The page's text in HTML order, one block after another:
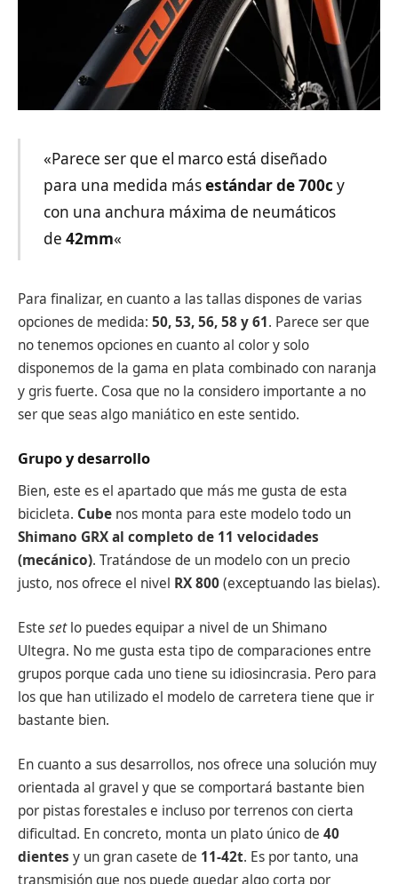
«Parece ser que el marco está diseñado
para una medida másestándar de 700c y
con una anchura máxima de neumáticos
de 42mm«
Para finalizar, en cuanto a las tallas dispones de varias
opciones de medida: 50, 53, 56, 58 y 61. Parece ser que
no tenemos opciones en cuanto al color y solo
disponemos de la gama en plata combinado con naranja
y gris fuerte. Cosa que no la considero importante a no
ser que seas algo maniático en este sentido.
Grupo y desarrollo
Bien, este es el apartado que más me gusta de esta
bicicleta. Cube nos monta para este modelo todo un
Shimano GRX al completo de 11 velocidades
(mecánico). Tratándose de un modelo con un precio
justo, nos ofrece el nivel RX 800(exceptuando las bielas).
Este setlo puedes equipar a nivel de un Shimano
Ultegra. No me gusta esta tipo de comparaciones entre
grupos porque cada uno tiene su idiosincrasia. Pero para
los que han utilizado el modelo de carretera tiene que ir
bastante bien.
En cuanto a sus desarrollos, nos ofrece una solución muy
orientada al gravel y que se comportará bastante bien
por pistas forestales e incluso por terrenos con cierta
dificultad. En concreto, monta un plato único de 40
dientes y un gran casete de 11-42t. Es por tanto, una
transmisión que nos puede quedar algo corta por